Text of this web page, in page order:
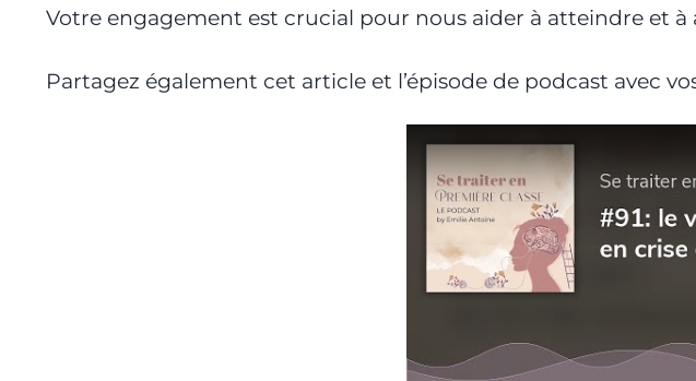
Votre engagement est crucial pour nous aider à atteindre et à
Partagez également cet article et l’épisode de podcast avec